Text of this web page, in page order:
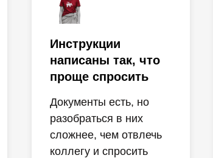
Инструкции
написаны так, что
проще спросить
Документы есть, но
разобраться в них
сложнее, чем отвлечь
коллегу и спросить